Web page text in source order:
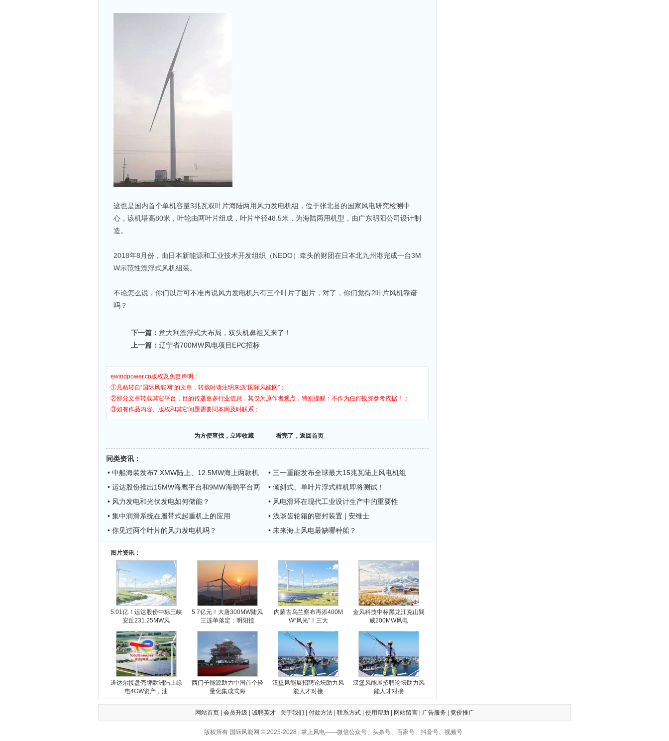
这也是国内首个单机容量3兆瓦双叶片海陆两用风力发电机组，位于张北县的国家风电研究检测中
心，该机塔高80米，叶轮由两叶片组成，叶片半径48.5米，为海陆两用机型，由广东明阳公司设计制
造。
2018年8月份，由日本新能源和工业技术开发组织（NEDO）牵头的财团在日本北九州港完成一台3M
W示范性漂浮式风机组装。
不论怎么说，你们以后可不准再说风力发电机只有三个叶片了图片，对了，你们觉得2叶片风机靠谱
吗？
下一篇： 意大利漂浮式大布局，双头机鼻祖又来了！
上一篇： 辽宁省700MW风电项目EPC招标
ewindpower.cn版权及免责声明：
①凡粘转自“国际风能网”的文章，转载时请注明来源“国际风能网”；
②部分文章转载其它平台，目的传递更多行业信息，其仅为原作者观点，特别提醒：不作为任何投资参考依据！；
③如有作品内容、版权和其它问题需要同本网及时联系；
为方便查找，立即收藏 看完了，返回首页
同类资讯 ：
• 中船海装发布7.XMW陆上、12.5MW海上两款机
• 三一重能发布全球最大15兆瓦陆上风电机组
• 运达股份推出15MW海鹰平台和9MW海鹞平台两
• 倾斜式、单叶片浮式样机即将测试！
• 风力发电和光伏发电如何储能？
• 风电滑环在现代工业设计生产中的重要性
• 集中润滑系统在履带式起重机上的应用
• 浅谈齿轮箱的密封装置 | 安维士
• 你见过两个叶片的风力发电机吗？
• 未来海上风电最缺哪种船？
图片资讯：
5.01亿！运达股份中标三峡
安丘231.25MW风
5.7亿元！大唐300MW陆风
三连单落定：明阳揽
内蒙古乌兰察布再添400M
W“风光”！三大
金风科技中标黑龙江克山巽
威200MW风电
道达尔接盘壳牌欧洲陆上绿
电4GW资产，油
西门子能源助力中国首个轻
量化集成式海
汉堡风能展招聘论坛助力风
能人才对接
汉堡风能展招聘论坛助力风
能人才对接
网站首页| 会员升级 诚聘英才| 关于我们 付款方法| 联系方式| 使用帮助 网站留言| 广告服务 竞价推广
版权所有 国际风能网 © 2025-2028 | 掌上风电——微信公众号、头条号、百家号、抖音号、视频号